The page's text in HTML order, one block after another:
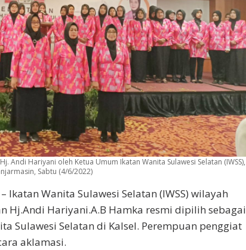
Andi Hariyani oleh Ketua Umum Ikatan Wanita Sulawesi Selatan (IWSS),
Sabtu (4/6/2022)
– Ikatan Wanita Sulawesi Selatan (IWSS) wilayah
Hj.Andi Hariyani.A.B Hamka resmi dipilih sebagai
Sulawesi Selatan di Kalsel. Perempuan penggiat
aklamasi.